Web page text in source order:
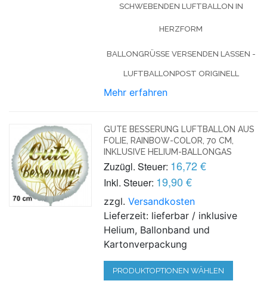
SCHWEBENDEN LUFTBALLON IN
HERZFORM
BALLONGRÜSSE VERSENDEN LASSEN - L
UFTBALLONPOST ORIGINELL
Mehr erfahren
GUTE BESSERUNG LUFTBALLON AUS
FOLIE, RAINBOW-COLOR, 70 CM,
INKLUSIVE HELIUM-BALLONGAS
Zuzügl. Steuer: 16,72 €
Inkl. Steuer: 19,90 €
zzgl.Versandkosten
Lieferzeit: lieferbar / inklusive
Helium, Ballonband und
Kartonverpackung
PRODUKTOPTIONEN WÄHLEN